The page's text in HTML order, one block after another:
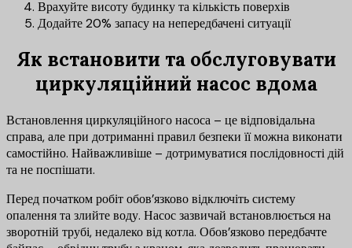
Врахуйте висоту будинку та кількість поверхів
Додайте 20% запасу на непередбачені ситуації
Як встановити та обслуговувати
циркуляційний насос вдома
Встановлення циркуляційного насоса – це відповідальна
справа, але при дотриманні правил безпеки її можна виконати
самостійно. Найважливіше – дотримуватися послідовності дій
та не поспішати.
Перед початком робіт обов’язково відключіть систему
опалення та злийте воду. Насос зазвичай встановлюється на
зворотній трубі, недалеко від котла. Обов’язково передбачте